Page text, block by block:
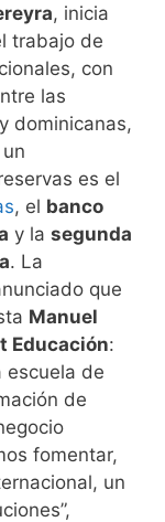
, inicia
trabajo de
con
las
dominicanas,
es el
, el banco
y la segunda
. La
que
Manuel
Educación:
escuela de
de
fomentar,
un